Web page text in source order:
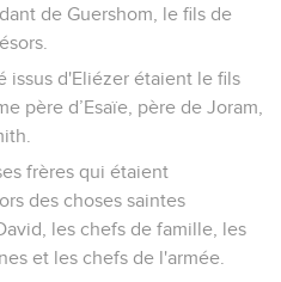
de Guershom, le fils de
issus d'Eliézer étaient le fils
père d’Esaïe, père de Joram,
frères qui étaient
des choses saintes
les chefs de famille, les
et les chefs de l'armée.